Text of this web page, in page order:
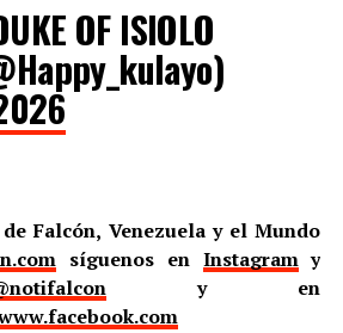
OF ISIOLO
Falcón, Venezuela y el Mundo
síguenos en Instagramy
y en